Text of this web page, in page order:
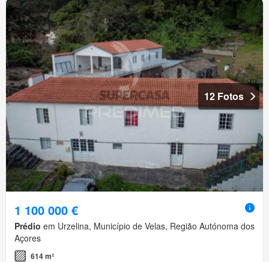
12 Fotos
1 100 000 €
Prédio em Urzelina, Município de Velas, Região Autónoma dos
Açores
614 m²